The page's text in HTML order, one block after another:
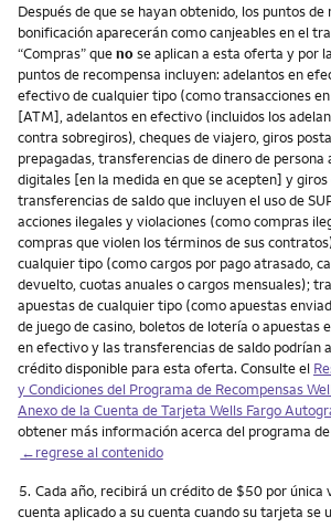
Después de que se hayan obtenido, los puntos de
bonificación aparecerán como canjeables en el
“Compras” quenose aplican a esta oferta y por
puntos de recompensa incluyen: adelantos en
efectivo de cualquier tipo (como transacciones
[ATM], adelantos en efectivo (incluidos los
contra sobregiros), cheques de viajero, giros
prepagadas, transferencias de dinero de persona
digitales [en la medida en que se acepten] y
transferencias de saldo que incluyen el uso de
acciones ilegales y violaciones (como compras
compras que violen los términos de sus
cualquier tipo (como cargos por pago atrasado,
devuelto, cuotas anuales o cargos mensuales);
apuestas de cualquier tipo (como apuestas
de juego de casino, boletos de lotería o apuestas
en efectivo y las transferencias de saldo podrían
crédito disponible para esta oferta. Consulte el
y Condiciones del Programa de Recompensas
Anexo de la Cuenta de Tarjeta Wells Fargo
obtener más información acerca del programa
←regrese al contenido
Nota
5. Cada año, recibirá un crédito de $50 por única
cuenta aplicado a su cuenta cuando su tarjeta se